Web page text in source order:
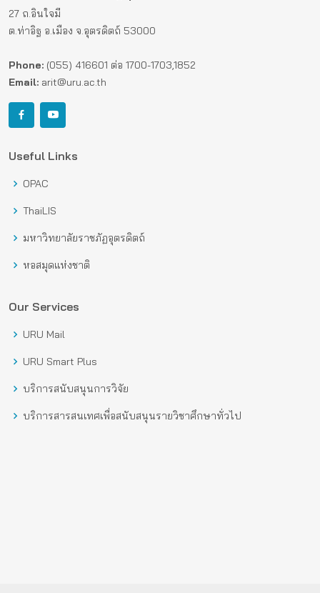
27 ถ.อินใจมี
ต.ท่าอิฐ อ.เมือง จ.อุตรดิตถ์ 53000
Phone: (055) 416601 ต่อ 1700-1703,1852
Email: arit@uru.ac.th
Useful Links
OPAC
ThaiLIS
มหาวิทยาลัยราชภัฏอุตรดิตถ์
หอสมุดแห่งชาติ
Our Services
URU Mail
URU Smart Plus
บริการสนับสนุนการวิจัย
บริการสารสนเทศเพื่อสนับสนุนรายวิชาศึกษาทั่วไป